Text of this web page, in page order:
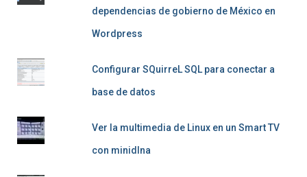
dependencias de gobierno de México en
Wordpress
Configurar SQuirreL SQL para conectar a
base de datos
Ver la multimedia de Linux en un Smart TV
con minidlna